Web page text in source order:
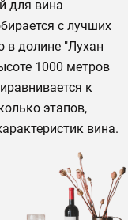
для вина
с лучших
в долине "Лухан
1000 метров
к
этапов,
вина.